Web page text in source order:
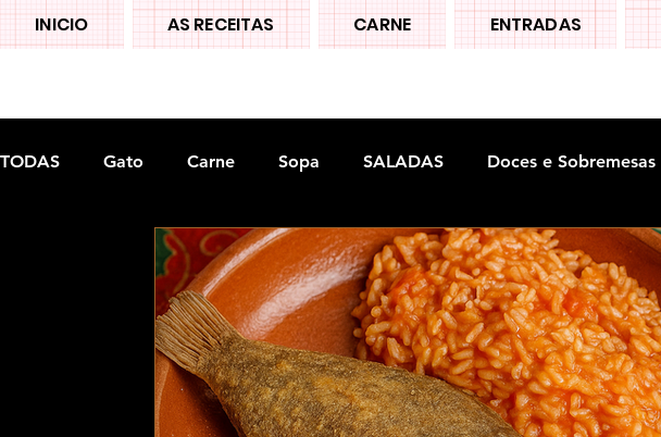
INICIO AS RECEITAS CARNE ENTRADAS
TODAS Gato Carne Sopa SALADAS Doces e Sobremesas
Doces tradiconais FRUTAS Legumes